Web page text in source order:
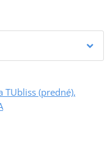
TUbliss (predné),